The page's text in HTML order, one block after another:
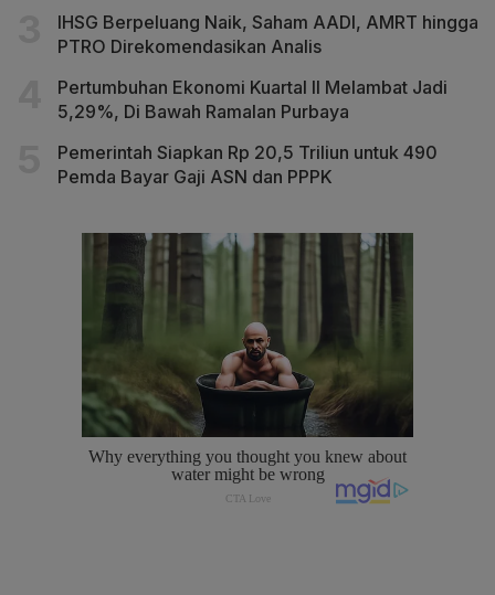
IHSG Berpeluang Naik, Saham AADI, AMRT hingga
PTRO Direkomendasikan Analis
Pertumbuhan Ekonomi Kuartal II Melambat Jadi
5,29%, Di Bawah Ramalan Purbaya
Pemerintah Siapkan Rp 20,5 Triliun untuk 490
Pemda Bayar Gaji ASN dan PPPK